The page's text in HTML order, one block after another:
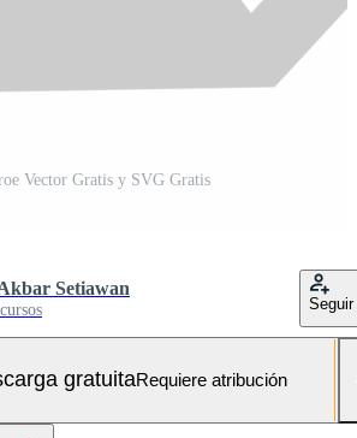
Vector Gratis y SVG Gratis
Setiawan
Seguir
gratuitaRequiere atribución